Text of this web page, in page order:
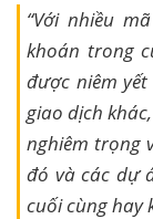
“Với nhiều
khoán trong
được niêm
giao dịch
nghiêm trọng
đó và các dự
cuối cùng hay